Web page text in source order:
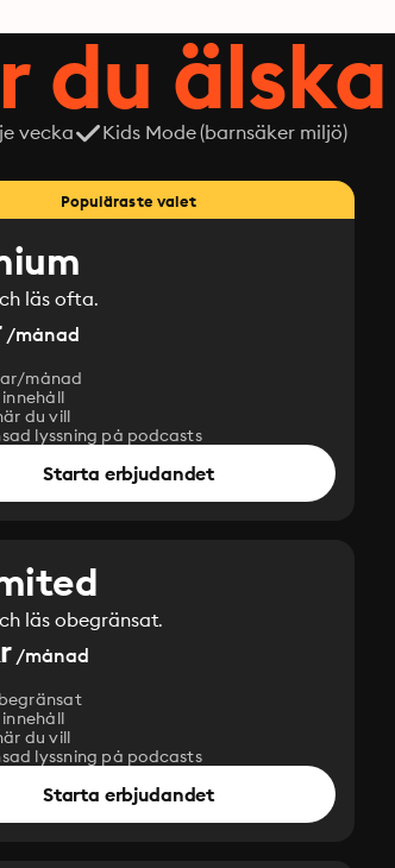
du
vecka Kids Mode (barnsäker miljö)
Populäraste valet
läs ofta.
/månad
månad
du vill
lyssning på podcasts
Starta erbjudandet
läs obegränsat.
/månad
du vill
lyssning på podcasts
Starta erbjudandet